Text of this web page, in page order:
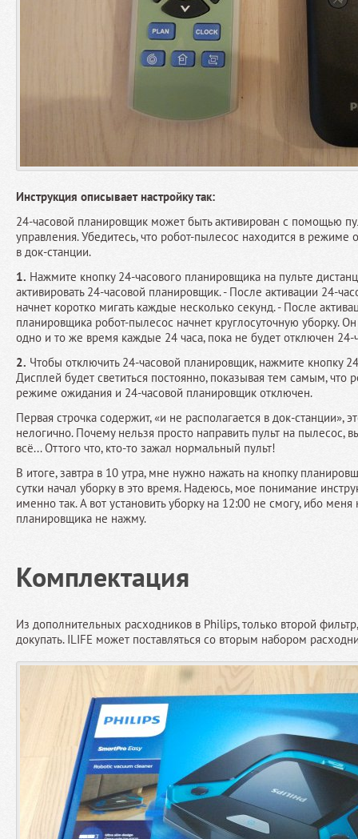
Инструкция описывает настройку так:
24-часовой планировщик может быть активирован с помощью
управления. Убедитесь, что робот-пылесос находится в режиме
в док-станции.
1. Нажмите кнопку 24-часового планировщика на пульте
активировать 24-часовой планировщик. - После активации 24-
начнет коротко мигать каждые несколько секунд. - После
планировщика робот-пылесос начнет круглосуточную уборку.
одно и то же время каждые 24 часа, пока не будет отключен
2. Чтобы отключить 24-часовой планировщик, нажмите кнопку
Дисплей будет светиться постоянно, показывая тем самым, что
режиме ожидания и 24-часовой планировщик отключен.
Первая строчка содержит, «и не располагается в док-станции»,
нелогично. Почему нельзя просто направить пульт на пылесос,
всё... Оттого что, кто-то зажал нормальный пульт!
В итоге, завтра в 10 утра, мне нужно нажать на кнопку
сутки начал уборку в это время. Надеюсь, мое понимание
именно так. А вот установить уборку на 12:00 не смогу, ибо
планировщика не нажму.
Комплектация
Из дополнительных расходников в Philips, только второй
докупать. ILIFE может поставляться со вторым набором